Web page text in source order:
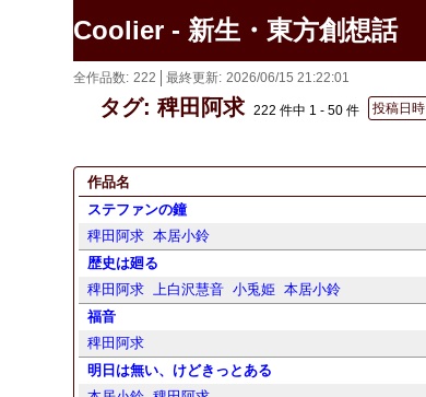
Coolier - 新生・東方創想話
タグ: 稗田阿求 222 件中 1 - 50 件 投稿日時
全作品数 222 最終更新 2026/06/15 21:22:01
作品名
ステファンの鐘
稗田阿求 本居小鈴
歴史は廻る
稗田阿求 上白沢慧音 小兎姫
本居小鈴
福音
稗田阿求
明日は無い、けどきっとある